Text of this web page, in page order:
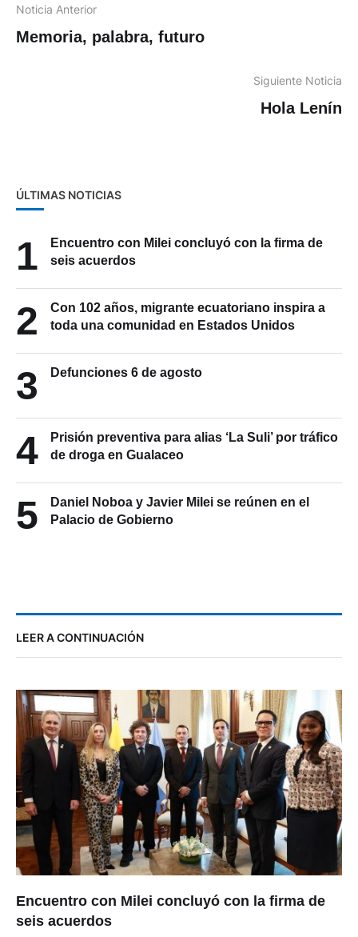
Noticia Anterior
Memoria, palabra, futuro
Siguiente Noticia
Hola Lenín
ÚLTIMAS NOTICIAS
1
Encuentro con Milei concluyó con la firma de
seis acuerdos
2
Con 102 años, migrante ecuatoriano inspira a
toda una comunidad en Estados Unidos
3 Defunciones 6 de agosto
4
Prisión preventiva para alias ‘La Suli’ por tráfico
de droga en Gualaceo
5
Daniel Noboa y Javier Milei se reúnen en el
Palacio de Gobierno
LEER A CONTINUACIÓN
Encuentro con Milei concluyó con la firma de
seis acuerdos